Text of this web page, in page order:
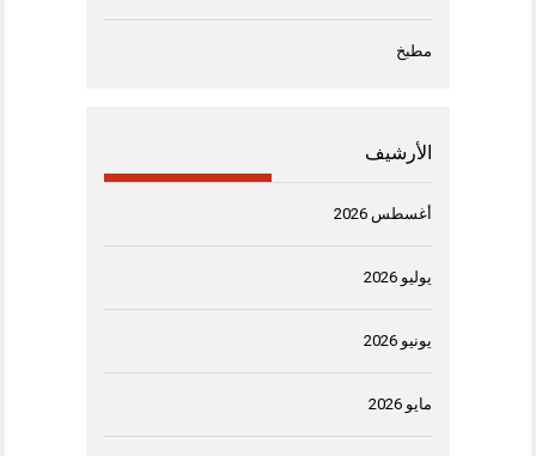
مطبخ
الأرشيف
أغسطس 2026
يوليو 2026
يونيو 2026
مايو 2026